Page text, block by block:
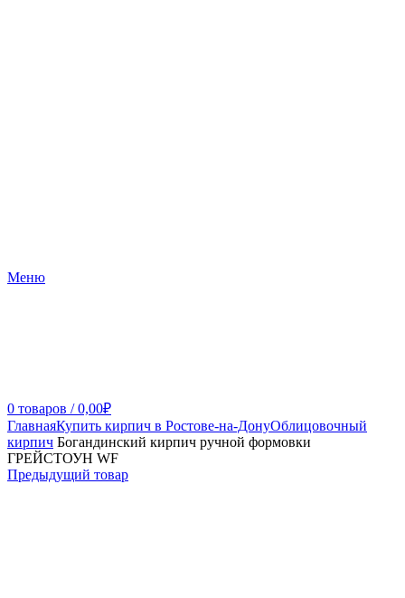
Меню
0 товаров / 0,00₽
ГлавнаяКупить кирпич в Ростове-на-ДонуОблицовочный
кирпич Богандинский кирпич ручной формовки
ГРЕЙСТОУН WF
Предыдущий товар